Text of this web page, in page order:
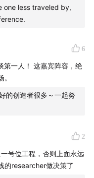
于学术品位的定义——
研究命名有来自于文
科幻小说的创作者。
象。
之欲出，让人能够感
常推荐。不过，当天
one less traveled by,
6
第一人！ 这嘉宾阵容，绝
的创造者很多～一起努
2
号位工程，否则上面永远
的researcher做决策了